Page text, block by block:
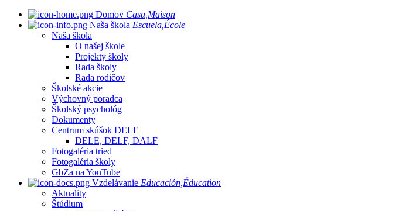
Domov Casa,Maison
Naša škola Escuela,École
Naša škola
O našej škole
Projekty školy
Rada školy
Rada rodičov
Školské akcie
Výchovný poradca
Školský psychológ
Dokumenty
Centrum skúšok DELE
DELE, DELF, DALF
Fotogaléria tried
Fotogaléria školy
GbZa na YouTube
Vzdelávanie Educación,Éducation
Aktuality
Štúdium